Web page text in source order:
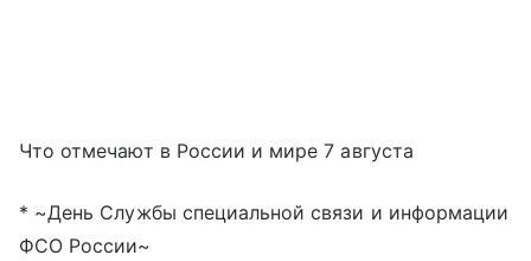
Что отмечают в России и мире 7 августа
* ~День Службы специальной связи и информации
ФСО России~